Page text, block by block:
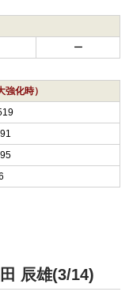
ー
化時）
辰雄(3/14)